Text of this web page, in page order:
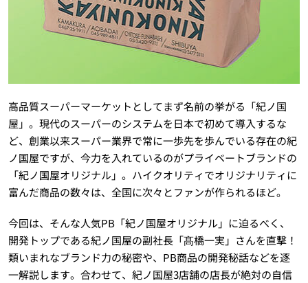
高品質スーパーマーケットとしてまず名前の挙がる「紀ノ国
屋」。現代のスーパーのシステムを日本で初めて導入するな
ど、創業以来スーパー業界で常に一歩先を歩んでいる存在の紀
ノ国屋ですが、今力を入れているのがプライベートブランドの
「紀ノ国屋オリジナル」。ハイクオリティでオリジナリティに
富んだ商品の数々は、全国に次々とファンが作られるほど。
今回は、そんな人気PB「紀ノ国屋オリジナル」に迫るべく、
開発トップである紀ノ国屋の副社長「髙橋一実」さんを直撃！
類いまれなブランド力の秘密や、PB商品の開発秘話などを逐
一解説します。合わせて、紀ノ国屋3店舗の店長が絶対の自信